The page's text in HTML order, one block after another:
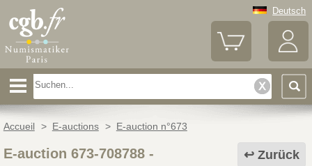
Deutsch
Accueil > E-auctions > E-auction n°673
Zurück
E-auction 673-708788 -